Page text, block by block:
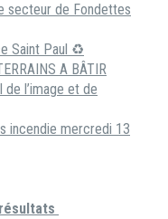
secteur de Fondettes
Saint Paul ♻️
A BÂTIR
de l’image et de
incendie mercredi 13